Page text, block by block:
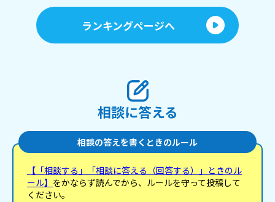
ランキングページへ
相談に答える
相談の答えを書くときのルール
【「相談する」「相談に答える（回答する）」ときのル
ール】 をかならず読んでから、ルールを守って投稿して
ください。